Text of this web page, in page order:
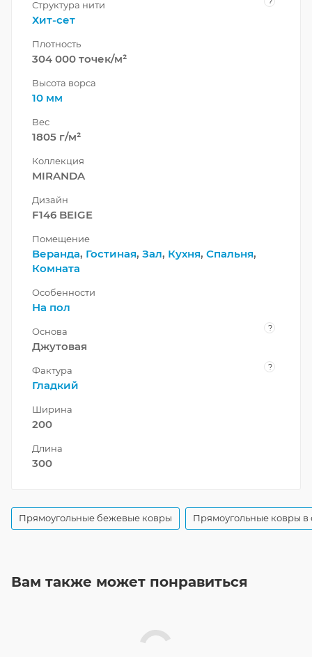
Структура нити
Хит-сет
Плотность
304 000 точек/м²
Высота ворса
10 мм
Вес
1805 г/м²
Коллекция
MIRANDA
Дизайн
F146 BEIGE
Помещение
Веранда, Гостиная, Зал, Кухня, Спальня,
Комната
Особенности
На пол
Основа ?
Джутовая
Фактура ?
Гладкий
Ширина
200
Длина
300
Прямоугольные бежевые ковры Прямоугольные ковры в
Вам также может понравиться